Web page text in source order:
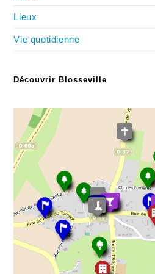
Lieux
Vie quotidienne
Découvrir Blosseville